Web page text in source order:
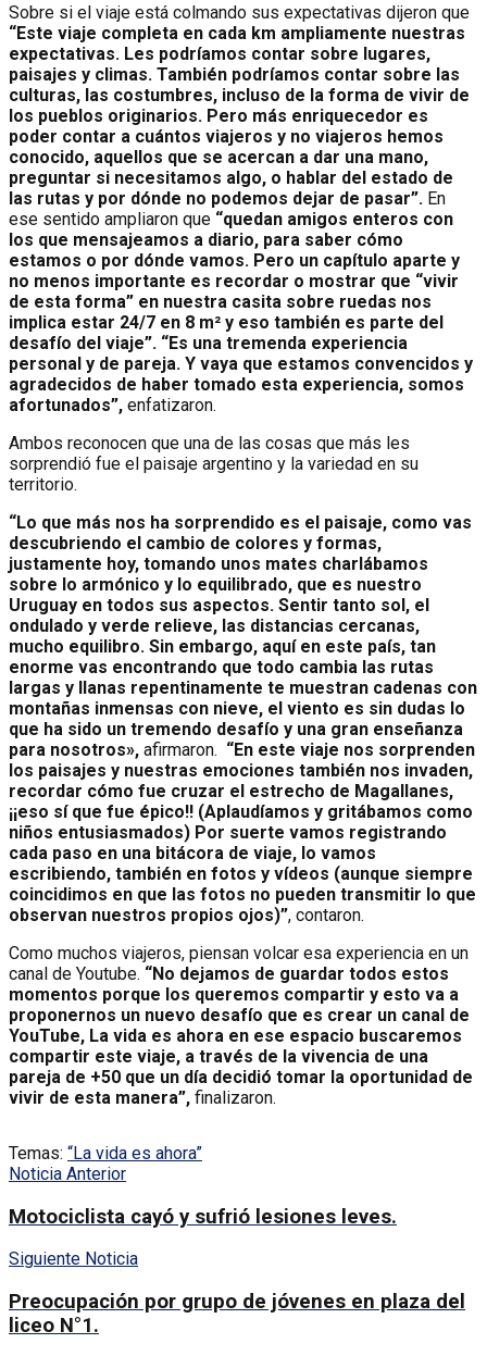
Sobre si el viaje está colmando sus expectativas dijeron que
“Este viaje completa en cada km ampliamente nuestras
expectativas. Les podríamos contar sobre lugares,
paisajes y climas. También podríamos contar sobre las
culturas, las costumbres, incluso de la forma de vivir de
los pueblos originarios. Pero más enriquecedor es
poder contar a cuántos viajeros y no viajeros hemos
conocido, aquellos que se acercan a dar una mano,
preguntar si necesitamos algo, o hablar del estado de
las rutas y por dónde no podemos dejar de pasar”. En
ese sentido ampliaron que “quedan amigos enteros con
los que mensajeamos a diario, para saber cómo
estamos o por dónde vamos. Pero un capítulo aparte y
no menos importante es recordar o mostrar que “vivir
de esta forma” en nuestra casita sobre ruedas nos
implica estar 24/7 en 8 m² y eso también es parte del
desafío del viaje”. “Es una tremenda experiencia
personal y de pareja. Y vaya que estamos convencidos y
agradecidos de haber tomado esta experiencia, somos
afortunados”, enfatizaron.
Ambos reconocen que una de las cosas que más les
sorprendió fue el paisaje argentino y la variedad en su
territorio.
“Lo que más nos ha sorprendido es el paisaje, como vas
descubriendo el cambio de colores y formas,
justamente hoy, tomando unos mates charlábamos
sobre lo armónico y lo equilibrado, que es nuestro
Uruguay en todos sus aspectos. Sentir tanto sol, el
ondulado y verde relieve, las distancias cercanas,
mucho equilibro. Sin embargo, aquí en este país, tan
enorme vas encontrando que todo cambia las rutas
largas y llanas repentinamente te muestran cadenas con
montañas inmensas con nieve, el viento es sin dudas lo
que ha sido un tremendo desafío y una gran enseñanza
para nosotros», afirmaron. “En este viaje nos sorprenden
los paisajes y nuestras emociones también nos invaden,
recordar cómo fue cruzar el estrecho de Magallanes,
¡¡eso sí que fue épico!! (Aplaudíamos y gritábamos como
niños entusiasmados) Por suerte vamos registrando
cada paso en una bitácora de viaje, lo vamos
escribiendo, también en fotos y vídeos (aunque siempre
coincidimos en que las fotos no pueden transmitir lo que
observan nuestros propios ojos)”, contaron.
Como muchos viajeros, piensan volcar esa experiencia en un
canal de Youtube. “No dejamos de guardar todos estos
momentos porque los queremos compartir y esto va a
proponernos un nuevo desafío que es crear un canal de
YouTube, La vida es ahora en ese espacio buscaremos
compartir este viaje, a través de la vivencia de una
pareja de +50 que un día decidió tomar la oportunidad de
vivir de esta manera”, finalizaron.
Temas: “La vida es ahora”
Noticia Anterior
Motociclista cayó y sufrió lesiones leves.
Siguiente Noticia
Preocupación por grupo de jóvenes en plaza del
liceo N°1.